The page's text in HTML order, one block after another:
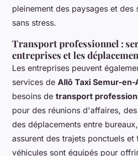
pleinement des paysages et des
sans stress.
Transport professionnel :
entreprises et les
Les entreprises peuvent
services de Allô Taxi Semur-en-
besoins de transport
pour des réunions d'affaires,
des déplacements entre
assurent des trajets ponctuels et
véhicules sont équipés pour